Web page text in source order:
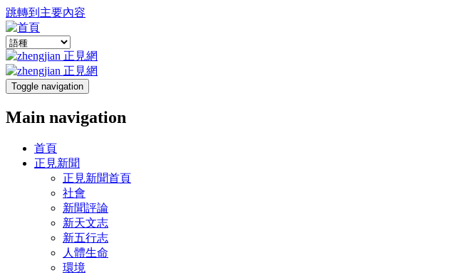
跳轉到主要內容
Toggle navigation
Main navigation
首頁
正見新聞
正見新聞首頁
社會
新聞評論
新天文志
新五行志
人體生命
環境